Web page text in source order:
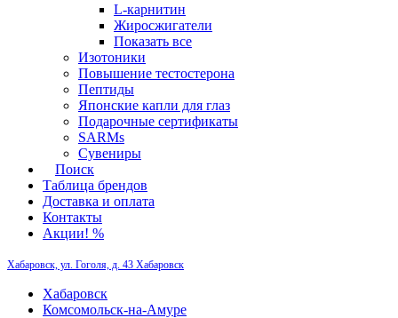
L-карнитин
Жиросжигатели
Показать все
Изотоники
Повышение тестостерона
Пептиды
Японские капли для глаз
Подарочные сертификаты
SARMs
Сувениры
Поиск
Таблица брендов
Доставка и оплата
Контакты
Акции! %
Хабаровск, ул. Гоголя, д. 43 Хабаровск
Хабаровск
Комсомольск-на-Амуре